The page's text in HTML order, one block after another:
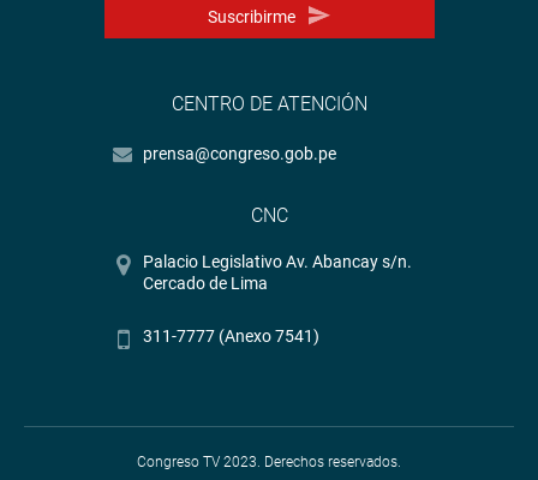
Suscribirme
CENTRO DE ATENCIÓN
prensa@congreso.gob.pe
CNC
Palacio Legislativo Av. Abancay s/n.
Cercado de Lima
311-7777 (Anexo 7541)
Congreso TV 2023. Derechos reservados.